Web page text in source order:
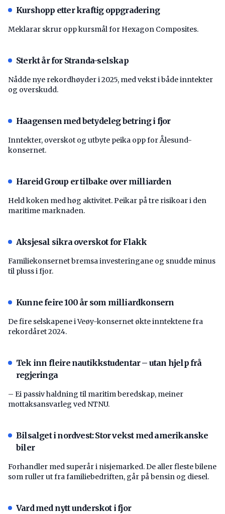
Kurshopp etter kraftig oppgradering
Meklarar skrur opp kursmål for Hexagon Composites.
Sterkt år for Stranda-selskap
Nådde nye rekordhøyder i 2025, med vekst i både inntekter
og overskudd.
Haagensen med betydeleg betring i fjor
Inntekter, overskot og utbyte peika opp for Ålesund-
konsernet.
Hareid Group er tilbake over milliarden
Held koken med høg aktivitet. Peikar på tre risikoar i den
maritime marknaden.
Aksjesal sikra overskot for Flakk
Familiekonsernet bremsa investeringane og snudde minus
til pluss i fjor.
Kunne feire 100 år som milliardkonsern
De fire selskapene i Veøy-konsernet økte inntektene fra
rekordåret 2024.
Tek inn fleire nautikkstudentar – utan hjelp frå
regjeringa
– Ei passiv haldning til maritim beredskap, meiner
mottaksansvarleg ved NTNU.
Bilsalget i nordvest: Stor vekst med amerikanske
biler
Forhandler med superår i nisjemarked. De aller fleste bilene
som ruller ut fra familiebedriften, går på bensin og diesel.
Vard med nytt underskot i fjor